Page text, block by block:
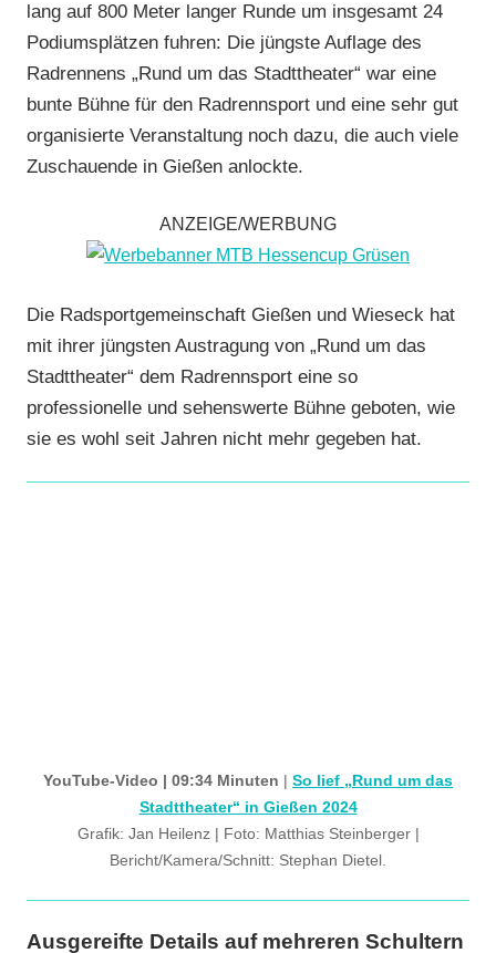
Fotos,
Mit
Video,
Multimedia,
RSG
Gießen
Wieseck,
Rundstrecke,
Vereine
lang auf 800 Meter langer Runde um insgesamt 24
Podiumsplätzen fuhren: Die jüngste Auflage des
Radrennens „Rund um das Stadttheater“ war eine
bunte Bühne für den Radrennsport und eine sehr gut
organisierte Veranstaltung noch dazu, die auch viele
Zuschauende in Gießen anlockte.
ANZEIGE/WERBUNG
Die Radsportgemeinschaft Gießen und Wieseck hat
mit ihrer jüngsten Austragung von „Rund um das
Stadttheater“ dem Radrennsport eine so
professionelle und sehenswerte Bühne geboten, wie
sie es wohl seit Jahren nicht mehr gegeben hat.
YouTube-Video | 09:34 Minuten | So lief „Rund um das
Stadttheater“ in Gießen 2024
Grafik: Jan Heilenz | Foto: Matthias Steinberger |
Bericht/Kamera/Schnitt: Stephan Dietel.
Ausgereifte Details auf mehreren Schultern